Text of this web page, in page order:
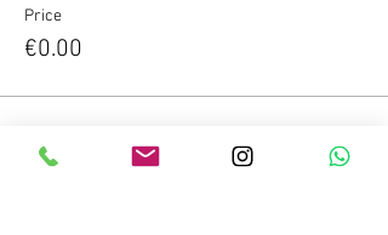
Price
€0.00